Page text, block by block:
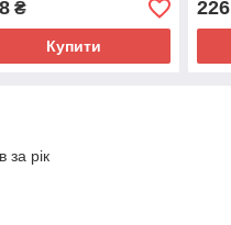
₴
Купити
226
за рік